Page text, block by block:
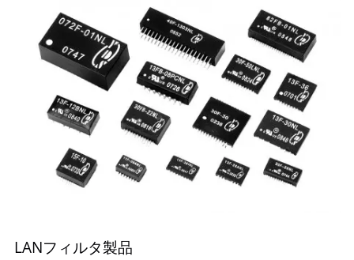
LANフィルタ製品